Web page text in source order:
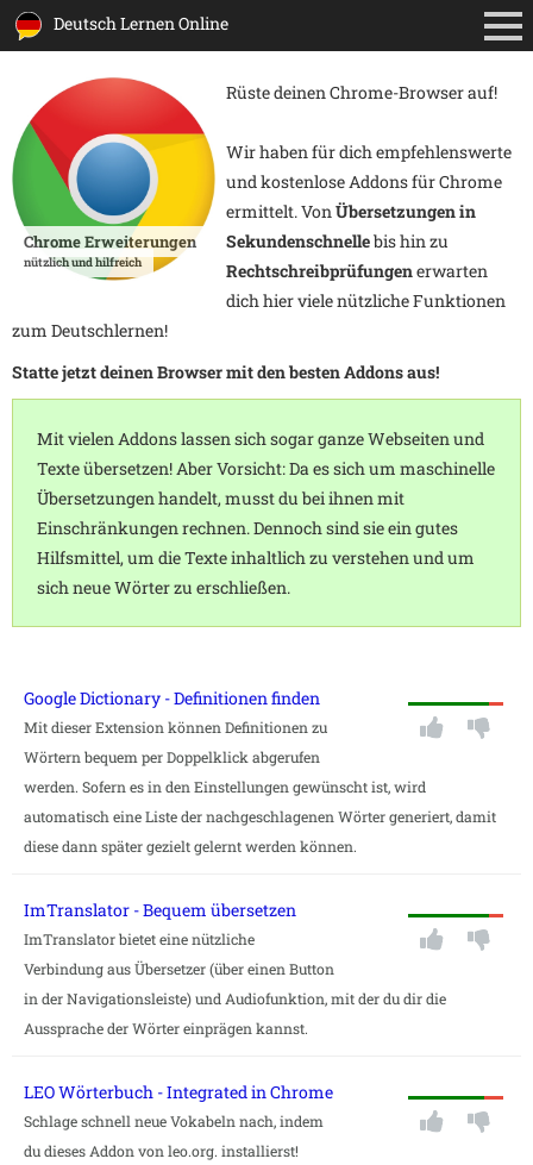
Deutsch Lernen Online
Chrome Erweiterungen
nützlich und hilfreich
Rüste deinen Chrome-Browser auf!
Wir haben für dich empfehlenswerte
und kostenlose Addons für Chrome
ermittelt. VonÜbersetzungen in
Sekundenschnellebis hin zu
Rechtschreibprüfungenerwarten
dich hier viele nützliche Funktionen
zum Deutschlernen!
Statte jetzt deinen Browser mit den besten Addons aus!
Mit vielen Addons lassen sich sogar ganze Webseiten und
Texte übersetzen! Aber Vorsicht: Da es sich um maschinelle
Übersetzungen handelt, musst du bei ihnen mit
Einschränkungen rechnen. Dennoch sind sie ein gutes
Hilfsmittel, um die Texte inhaltlich zu verstehen und um
sich neue Wörter zu erschließen.
Google Dictionary - Definitionen finden
Mit dieser Extension können Definitionen zu
Wörtern bequem per Doppelklick abgerufen
werden. Sofern es in den Einstellungen gewünscht ist, wird
automatisch eine Liste der nachgeschlagenen Wörter generiert, damit
diese dann später gezielt gelernt werden können.
ImTranslator - Bequem übersetzen
ImTranslator bietet eine nützliche
Verbindung aus Übersetzer (über einen Button
in der Navigationsleiste) und Audiofunktion, mit der du dir die
Aussprache der Wörter einprägen kannst.
LEO Wörterbuch - Integrated in Chrome
Schlage schnell neue Vokabeln nach, indem
du dieses Addon von leo.org. installierst!